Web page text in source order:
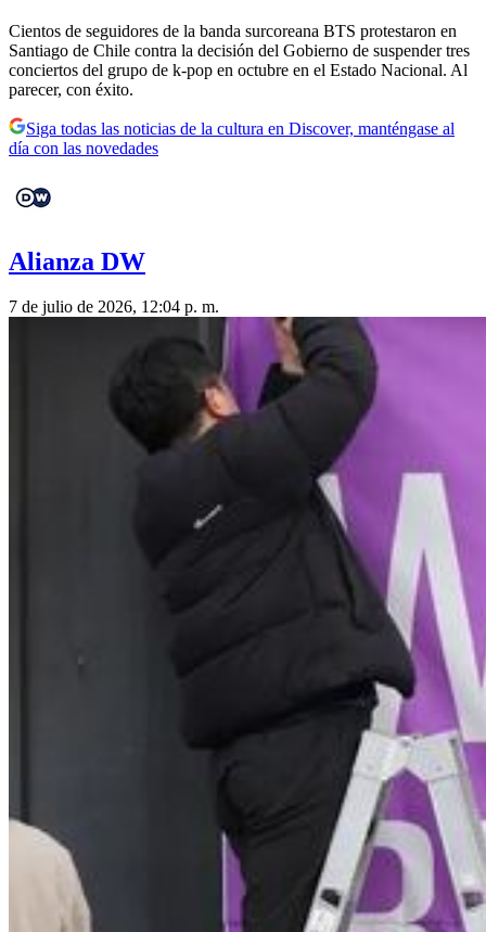
Cientos de seguidores de la banda surcoreana BTS protestaron en
Santiago de Chile contra la decisión del Gobierno de suspender tres
conciertos del grupo de k-pop en octubre en el Estado Nacional. Al
parecer, con éxito.
Siga todas las noticias de la cultura en Discover, manténgase al
día con las novedades
Alianza DW
7 de julio de 2026, 12:04 p. m.